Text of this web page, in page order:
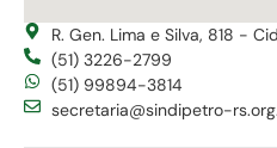
R. Gen. Lima e Silva, 818 -
(51) 3226-2799
(51) 99894-3814
secretaria@sindipetro-